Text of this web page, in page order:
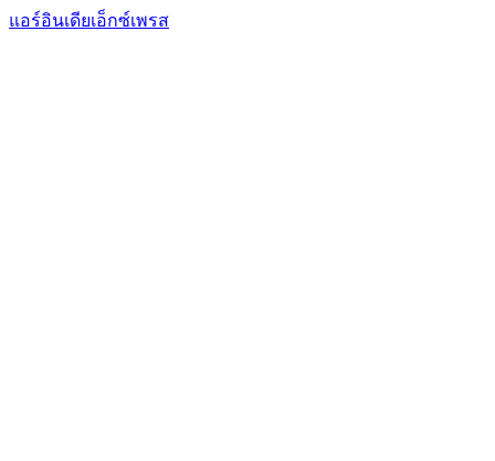
แอร์อินเดียเอ็กซ์เพรส